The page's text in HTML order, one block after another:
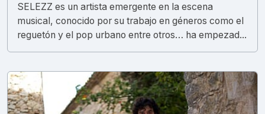
SELEZZ es un artista emergente en la escena
musical, conocido por su trabajo en géneros como el
reguetón y el pop urbano entre otros… ha empezad...